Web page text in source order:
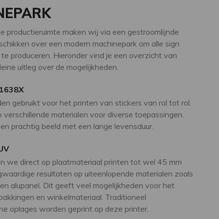
productieruimte maken wij via een gestroomlijnde
over een modern machinepark om alle sign
produceren. Hieronder vind je een overzicht van
uitleg over de mogelijkheden.
gebruikt voor het printen van stickers van rol tot rol.
materialen voor diverse toepassingen.
prachtig beeld met een lange levensduur.
we direct op plaatmateriaal printen tot wel 45 mm
resultaten op uiteenlopende materialen zoals
alupanel. Dit geeft veel mogelijkheden voor het
en winkelmateriaal. Traditioneel
oplages worden geprint op deze printer.